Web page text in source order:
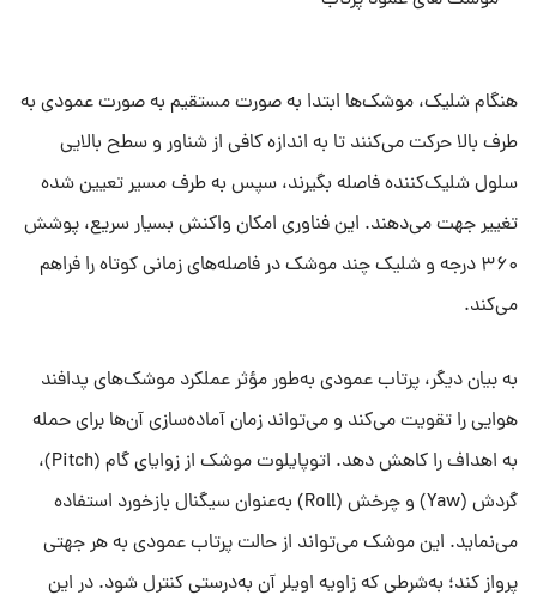
هنگام شلیک، موشک‌ها ابتدا به صورت مستقیم به صورت عمودی به
طرف بالا حرکت می‌کنند تا به اندازه کافی از شناور و سطح بالایی
سلول شلیک‌کننده فاصله بگیرند، سپس به طرف مسیر تعیین شده
تغییر جهت می‌دهند. این فناوری امکان واکنش بسیار سریع، پوشش
۳۶۰ درجه و شلیک چند موشک در فاصله‌های زمانی کوتاه را فراهم
می‌کند.
به بیان دیگر، پرتاب عمودی به‌طور مؤثر عملکرد موشک‌های پدافند
هوایی را تقویت می‌کند و می‌تواند زمان آماده‌سازی آن‌ها برای حمله
به اهداف را کاهش دهد. اتوپایلوت موشک از زوایای گام (Pitch)،
گردش (Yaw) و چرخش (Roll) به‌عنوان سیگنال بازخورد استفاده
می‌نماید. این موشک می‌تواند از حالت پرتاب عمودی به هر جهتی
پرواز کند؛ به‌شرطی که زاویه اویلر آن به‌درستی کنترل شود. در این